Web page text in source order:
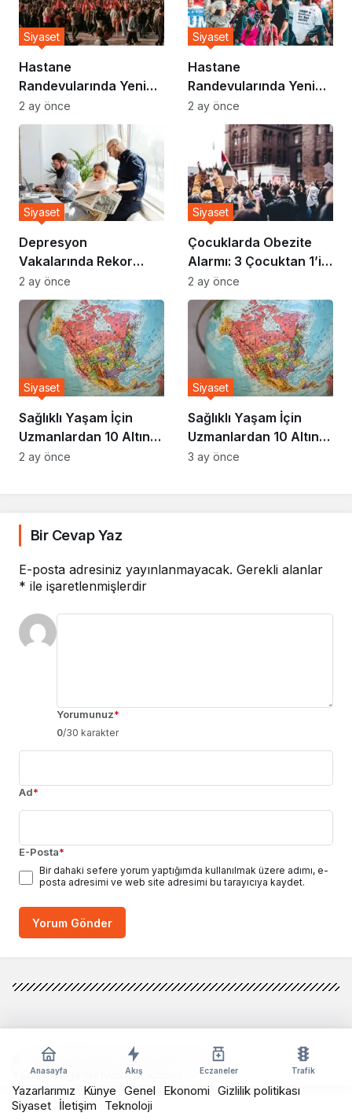
Hastane
Randevularında Yeni
Sistem Devreye Girdi
Siyaset
2 ay önce
Hastane
Randevularında Yeni
Sistem Devreye Girdi
Siyaset
2 ay önce
Depresyon
Vakalarında Rekor
Artış: Uzmanlar Nedeni
Açıkladı
Siyaset
2 ay önce
Çocuklarda Obezite
Alarmı: 3 Çocuktan 1’i
Risk Altında
Siyaset
2 ay önce
Sağlıklı Yaşam İçin
Uzmanlardan 10 Altın
Kural
Siyaset
2 ay önce
Sağlıklı Yaşam İçin
Uzmanlardan 10 Altın
Kural
Siyaset
3 ay önce
Bir Cevap Yaz
E-posta adresiniz yayınlanmayacak. Gerekli alanlar
* ile işaretlenmişlerdir
Yorumunuz*
0/30 karakter
Ad*
E-Posta*
Bir dahaki sefere yorum yaptığımda kullanılmak üzere adımı, e-
posta adresimi ve web site adresimi bu tarayıcıya kaydet.
Yorum Gönder
Anasayfa Akış Eczaneler Trafik
© Telif Hakkı 2026, Tüm Hakları Saklıdır
Yazılım:Arge Network Solutions
Yazarlarımız
Künye Genel Ekonomi Gizlilik politikası
Siyaset İletişim Teknoloji